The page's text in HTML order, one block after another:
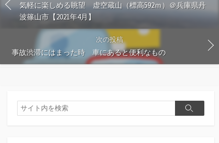
気軽に楽しめる眺望 虚空蔵山（標高592ｍ）＠兵庫県丹
波篠山市【2021年4月】
次の投稿
事故渋滞にはまった時 車にあると便利なもの
検
索
検